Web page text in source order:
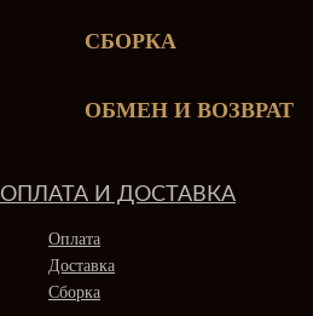
СБОРКА
ОБМЕН И ВОЗВРАТ
ОПЛАТА И ДОСТАВКА
Оплата
Доставка
Сборка